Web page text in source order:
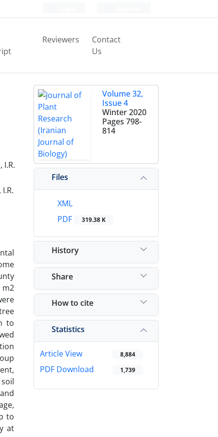
Reviewers
Contact
Us
to
to
at
Volume 32,
Issue 4
Winter 2020
Pages 798-
814
Files
XML
PDF
319.38 K
History
Share
How to cite
Statistics
Article View 8,884
PDF Download 1,739